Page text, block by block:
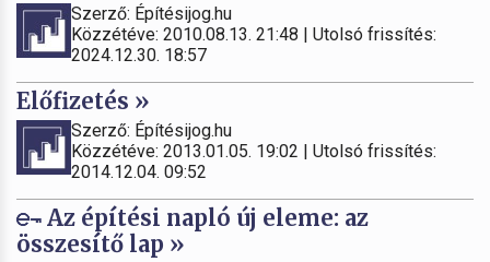
Szerző: Építésijog.hu
Közzétéve: 2010.08.13. 21:48 | Utolsó frissítés:
2024.12.30. 18:57
Előfizetés »
Szerző: Építésijog.hu
Közzétéve: 2013.01.05. 19:02 | Utolsó frissítés:
2014.12.04. 09:52
Az építési napló új eleme: az
összesítő lap »